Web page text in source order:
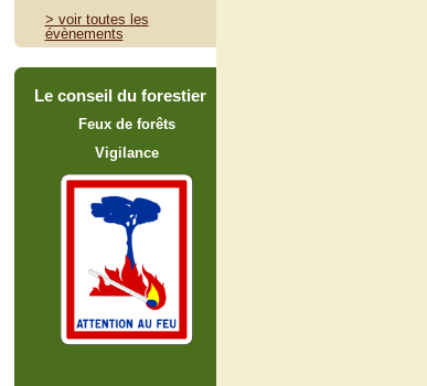
> voir toutes les
évènements
Le conseil du forestier
Feux de forêts
Vigilance